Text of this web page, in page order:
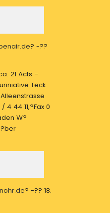
? -??
21 Acts –
Teck
4 44 11,?Fax 0
W?
? -?? 18.